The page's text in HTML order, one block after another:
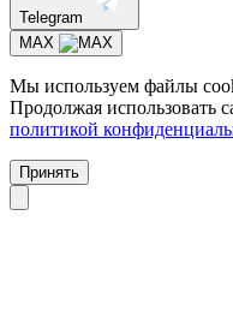
Telegram
MAX
Мы используем файлы
Продолжая использовать
политикой
Принять